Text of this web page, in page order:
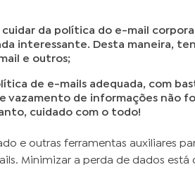
cuidar da política do e-mail
interessante. Desta maneira,
e outros;
de e-mails adequada, com
vazamento de informações não
cuidado com o todo!
e outras ferramentas auxiliares
Minimizar a perda de dados